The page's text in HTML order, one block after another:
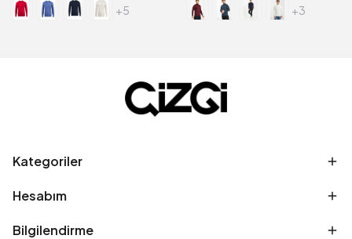
+5 +3
Kategoriler
Hesabım
Bilgilendirme